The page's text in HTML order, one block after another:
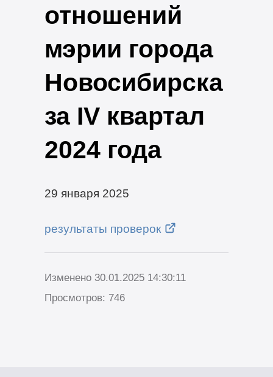
отношений
мэрии города
Новосибирска
за IV квартал
2024 года
29 января 2025
результаты проверок
Изменено 30.01.2025 14:30:11
Просмотров: 746